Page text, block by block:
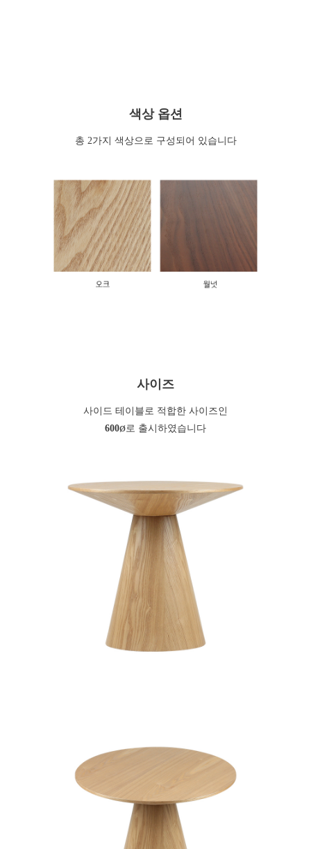
색상 옵션
총 2가지 색상으로 구성되어 있습니다
사이즈
사이드 테이블로 적합한 사이즈인
600ø로 출시하였습니다